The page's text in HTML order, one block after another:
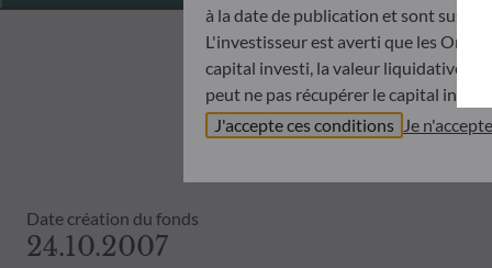
Date création du fonds
24.10.2007
à la date de publication et sont
L'investisseur est averti que les
capital investi, la valeur liquidative
peut ne pas récupérer le capital
Avant de souscrire dans un OPC,
objectifs d’investissement, de son
ODDO BHF AM ne saurait
J'accepte ces conditions Je